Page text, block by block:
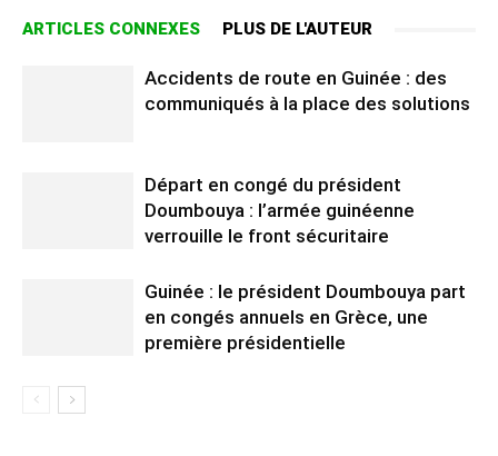
ARTICLES CONNEXES PLUS DE L'AUTEUR
Accidents de route en Guinée : des
communiqués à la place des solutions
Départ en congé du président
Doumbouya : l’armée guinéenne
verrouille le front sécuritaire
Guinée : le président Doumbouya part
en congés annuels en Grèce, une
première présidentielle